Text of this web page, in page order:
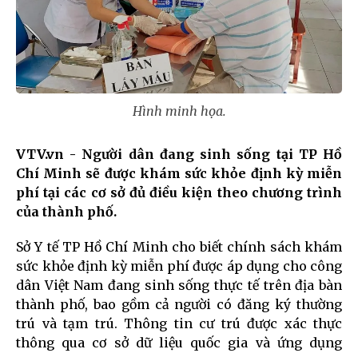
Hình minh họa.
VTV.vn - Người dân đang sinh sống tại TP Hồ
Chí Minh sẽ được khám sức khỏe định kỳ miễn
phí tại các cơ sở đủ điều kiện theo chương trình
của thành phố.
Sở Y tế TP Hồ Chí Minh cho biết chính sách khám
sức khỏe định kỳ miễn phí được áp dụng cho công
dân Việt Nam đang sinh sống thực tế trên địa bàn
thành phố, bao gồm cả người có đăng ký thường
trú và tạm trú. Thông tin cư trú được xác thực
thông qua cơ sở dữ liệu quốc gia và ứng dụng